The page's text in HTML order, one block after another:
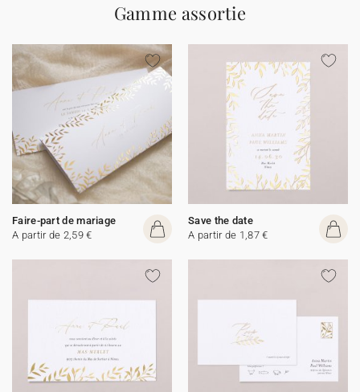
Gamme assortie
Faire-part de mariage
A partir de 2,59 €
Save the date
A partir de 1,87 €